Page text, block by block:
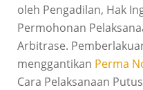
oleh Pengadilan, Hak
Permohonan
Arbitrase.
menggantikan Perma
Cara Pelaksanaan